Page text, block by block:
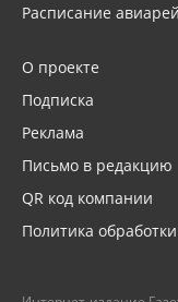
Расписание
О проекте
Подписка
Реклама
Письмо в редакцию
QR код компании
Политика